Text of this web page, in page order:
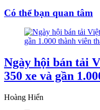
Có thể bạn quan tâm
Ngày hội bán tải
350 xe và gần
Hoàng Hiển